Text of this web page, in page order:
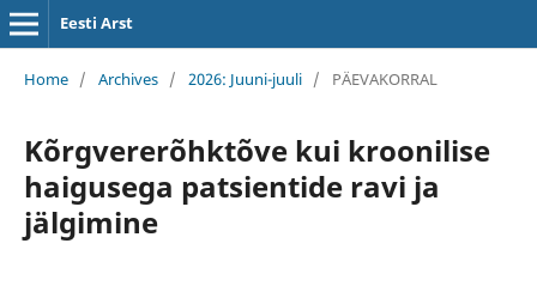
Eesti Arst
Home / Archives / 2026: Juuni-juuli / PÄEVAKORRAL
Kõrgvererõhktõve kui kroonilise
haigusega patsientide ravi ja
jälgimine